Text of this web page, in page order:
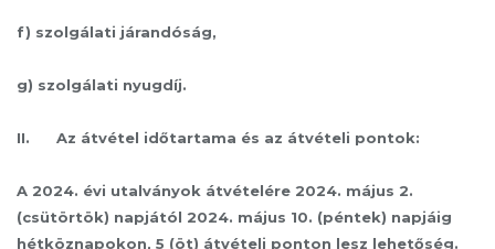
f) szolgálati járandóság,
g) szolgálati nyugdíj.
II. Az átvétel időtartama és az átvételi pontok:
A 2024. évi utalványok átvételére 2024. május 2.
(csütörtök) napjától 2024. május 10. (péntek) napjáig
hétköznapokon, 5 (öt) átvételi ponton lesz lehetőség.